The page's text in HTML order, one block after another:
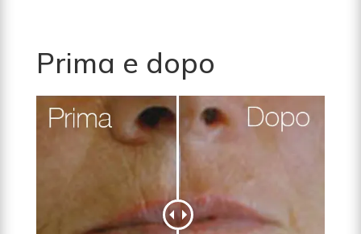
Prima e dopo